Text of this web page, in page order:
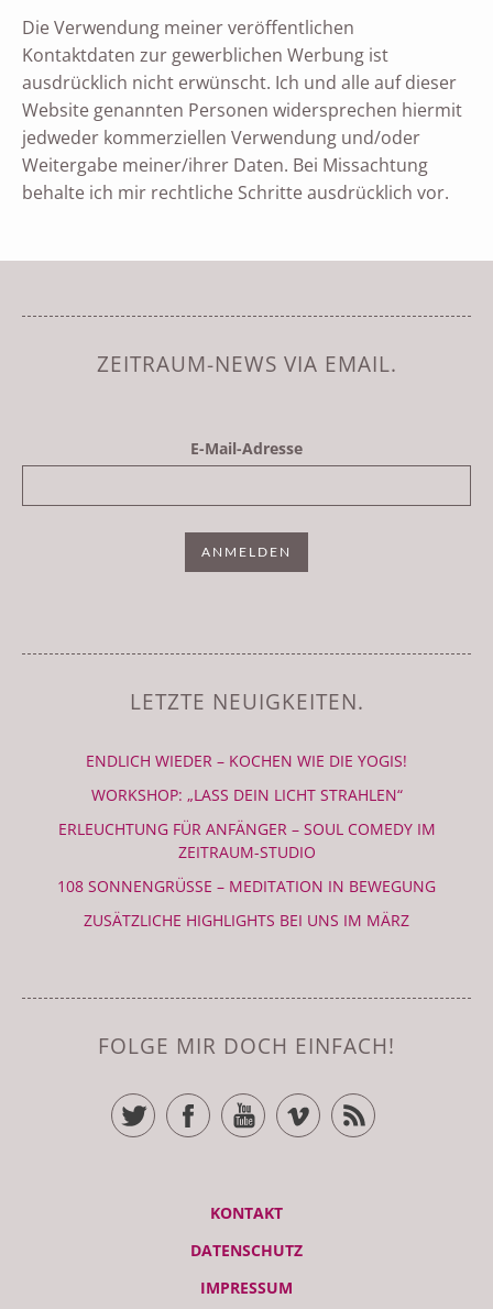
Die Verwendung meiner veröffentlichen
Kontaktdaten zur gewerblichen Werbung ist
ausdrücklich nicht erwünscht. Ich und alle auf dieser
Website genannten Personen widersprechen hiermit
jedweder kommerziellen Verwendung und/oder
Weitergabe meiner/ihrer Daten. Bei Missachtung
behalte ich mir rechtliche Schritte ausdrücklich vor.
ZEITRAUM-NEWS VIA EMAIL.
E-Mail-Adresse
LETZTE NEUIGKEITEN.
ENDLICH WIEDER – KOCHEN WIE DIE YOGIS!
WORKSHOP: „LASS DEIN LICHT STRAHLEN“
ERLEUCHTUNG FÜR ANFÄNGER – SOUL COMEDY IM
ZEITRAUM-STUDIO
108 SONNENGRÜSSE – MEDITATION IN BEWEGUNG
ZUSÄTZLICHE HIGHLIGHTS BEI UNS IM MÄRZ
FOLGE MIR DOCH EINFACH!
TWITTERFACEBOOKYOUTUBEVIMEO RSS FEED
KONTAKT
DATENSCHUTZ
IMPRESSUM